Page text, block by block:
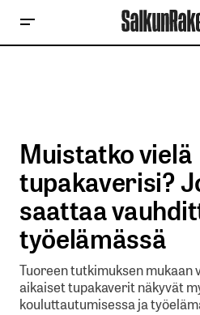
Muistatko vielä
tupakaverisi?
saattaa
työelämässä
Tuoreen tutkimuksen mukaan
aikaiset tupakaverit näkyvät
kouluttautumisessa ja